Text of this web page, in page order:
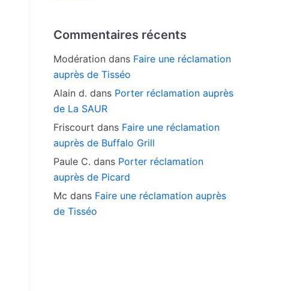
Commentaires récents
Modération dans Faire une réclamation
auprès de Tisséo
Alain d. dans Porter réclamation auprès
de La SAUR
Friscourt dans Faire une réclamation
auprès de Buffalo Grill
Paule C. dans Porter réclamation
auprès de Picard
Mc dans Faire une réclamation auprès
de Tisséo